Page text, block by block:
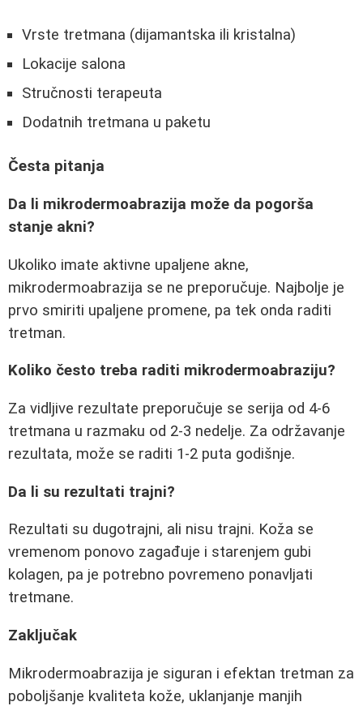
Vrste tretmana (dijamantska ili kristalna)
Lokacije salona
Stručnosti terapeuta
Dodatnih tretmana u paketu
Česta pitanja
Da li mikrodermoabrazija može da pogorša
stanje akni?
Ukoliko imate aktivne upaljene akne,
mikrodermoabrazija se ne preporučuje. Najbolje je
prvo smiriti upaljene promene, pa tek onda raditi
tretman.
Koliko često treba raditi mikrodermoabraziju?
Za vidljive rezultate preporučuje se serija od 4-6
tretmana u razmaku od 2-3 nedelje. Za održavanje
rezultata, može se raditi 1-2 puta godišnje.
Da li su rezultati trajni?
Rezultati su dugotrajni, ali nisu trajni. Koža se
vremenom ponovo zagađuje i starenjem gubi
kolagen, pa je potrebno povremeno ponavljati
tretmane.
Zaključak
Mikrodermoabrazija je siguran i efektan tretman za
poboljšanje kvaliteta kože, uklanjanje manjih